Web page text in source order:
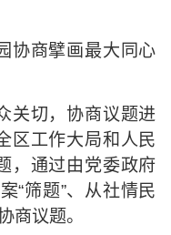
商擘画最大同心
切，协商议题进
区工作大局和人民
，通过由党委政府
“筛题”、从社情民
商议题。